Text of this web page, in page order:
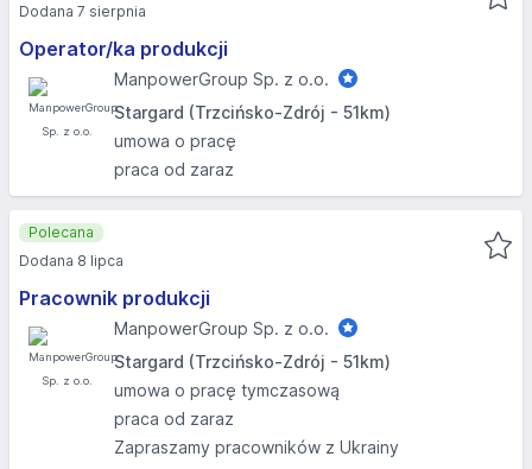
Operator/ka produkcji
ManpowerGroup Sp. z o.o.
Stargard (Trzcińsko-Zdrój - 51km)
umowa o pracę
praca od zaraz
Dodana 7 sierpnia
Pracownik produkcji
ManpowerGroup Sp. z o.o.
Stargard (Trzcińsko-Zdrój - 51km)
umowa o pracę tymczasową
praca od zaraz
Zapraszamy pracowników z Ukrainy
Polecana
Dodana 8 lipca